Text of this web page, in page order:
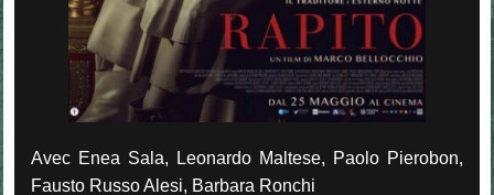
Avec Enea Sala, Leonardo Maltese, Paolo Pierobon,
Fausto Russo Alesi, Barbara Ronchi